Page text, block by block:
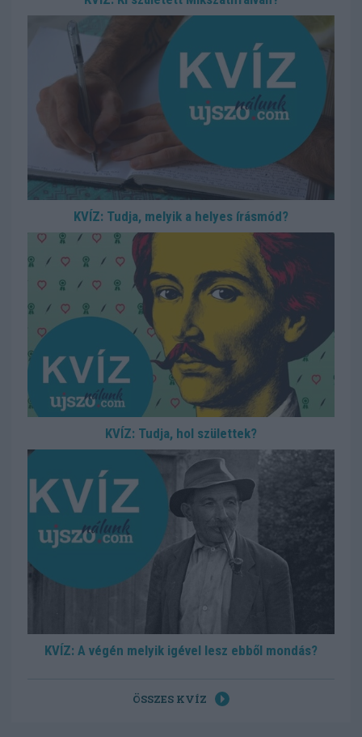
KVÍZ: Tudja, melyik a helyes írásmód?
KVÍZ: Tudja, hol születtek?
KVÍZ: A végén melyik igével lesz ebből mondás?
ÖSSZES KVÍZ